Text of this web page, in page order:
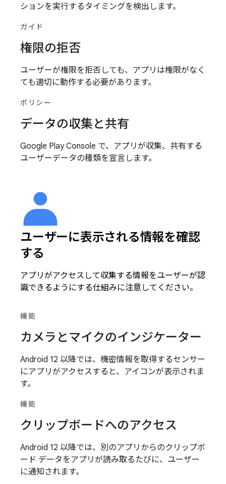
ションを実行するタイミングを検出します。
ガイド
権限の拒否
ユーザーが権限を拒否しても、アプリは権限がなく
ても適切に動作する必要があります。
ポリシー
データの収集と共有
Google Play Console で、アプリが収集、共有する
ユーザーデータの種類を宣言します。
ユーザーに表示される情報を確認
する
アプリがアクセスして収集する情報をユーザーが認
識できるようにする仕組みに注意してください。
機能
カメラとマイクのインジケーター
Android 12 以降では、機密情報を取得するセンサー
にアプリがアクセスすると、アイコンが表示されま
す。
機能
クリップボードへのアクセス
Android 12 以降では、別のアプリからのクリップボ
ード データをアプリが読み取るたびに、ユーザー
に通知されます。